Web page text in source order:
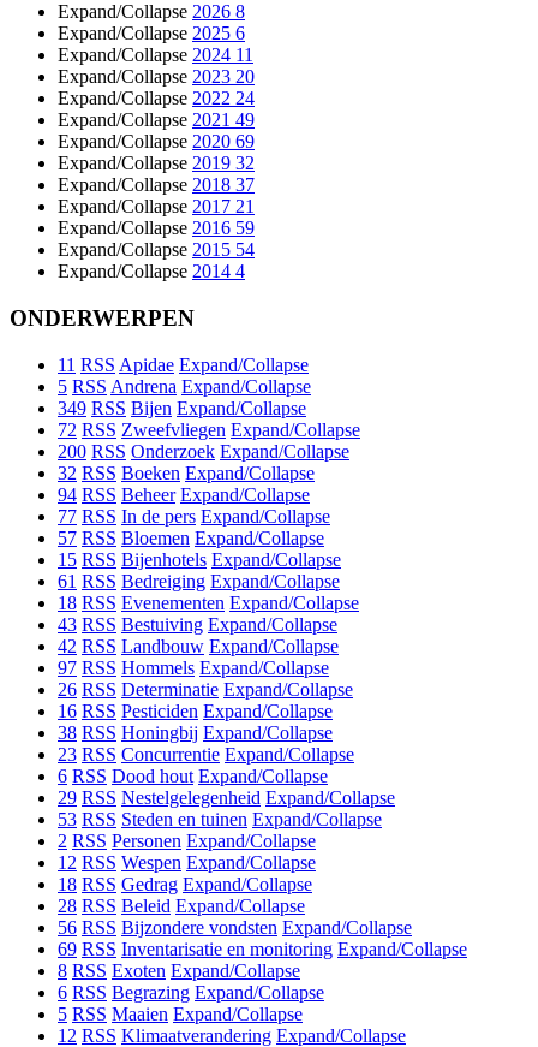
Expand/Collapse 2026 8
Expand/Collapse 2025 6
Expand/Collapse 2024 11
Expand/Collapse 2023 20
Expand/Collapse 2022 24
Expand/Collapse 2021 49
Expand/Collapse 2020 69
Expand/Collapse 2019 32
Expand/Collapse 2018 37
Expand/Collapse 2017 21
Expand/Collapse 2016 59
Expand/Collapse 2015 54
Expand/Collapse 2014 4
ONDERWERPEN
11 RSS Apidae Expand/Collapse
5 RSS Andrena Expand/Collapse
349 RSS Bijen Expand/Collapse
72 RSS Zweefvliegen Expand/Collapse
200 RSS Onderzoek Expand/Collapse
32 RSS Boeken Expand/Collapse
94 RSS Beheer Expand/Collapse
77 RSS In de pers Expand/Collapse
57 RSS Bloemen Expand/Collapse
15 RSS Bijenhotels Expand/Collapse
61 RSS Bedreiging Expand/Collapse
18 RSS Evenementen Expand/Collapse
43 RSS Bestuiving Expand/Collapse
42 RSS Landbouw Expand/Collapse
97 RSS Hommels Expand/Collapse
26 RSS Determinatie Expand/Collapse
16 RSS Pesticiden Expand/Collapse
38 RSS Honingbij Expand/Collapse
23 RSS Concurrentie Expand/Collapse
6 RSS Dood hout Expand/Collapse
29 RSS Nestelgelegenheid Expand/Collapse
53 RSS Steden en tuinen Expand/Collapse
2 RSS Personen Expand/Collapse
12 RSS Wespen Expand/Collapse
18 RSS Gedrag Expand/Collapse
28 RSS Beleid Expand/Collapse
56 RSS Bijzondere vondsten Expand/Collapse
69 RSS Inventarisatie en monitoring Expand/Collapse
8 RSS Exoten Expand/Collapse
6 RSS Begrazing Expand/Collapse
5 RSS Maaien Expand/Collapse
12 RSS Klimaatverandering Expand/Collapse